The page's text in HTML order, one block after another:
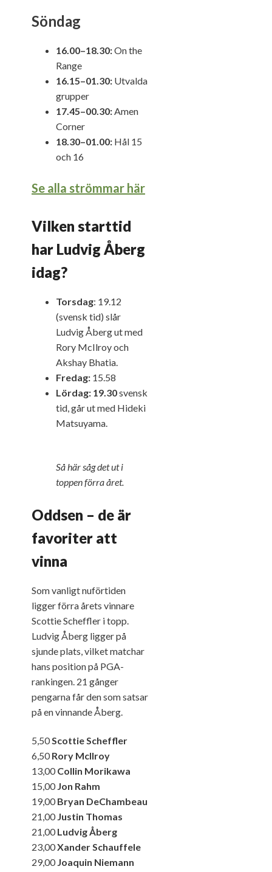
Söndag
16.00–18.30:On the
Range
16.15–01.30: Utvalda
grupper
17.45–00.30:Amen
Corner
18.30–01.00: Hål 15
och 16
Se alla strömmar här
Vilken starttid
har Ludvig Åberg
idag?
Torsdag: 19.12
(svensk tid) slår
Ludvig Åberg ut med
Rory McIlroy och
Akshay Bhatia.
Fredag: 15.58
Lördag: 19.30svensk
tid, går ut med Hideki
Matsuyama.
Så här såg det ut i
toppen förra året.
Oddsen – de är
favoriter att
vinna
Som vanligt nuförtiden
ligger förra årets vinnare
Scottie Scheffler i topp.
Ludvig Åberg ligger på
sjunde plats, vilket matchar
hans position på PGA-
rankingen. 21 gånger
pengarna får den som satsar
på en vinnande Åberg.
5,50Scottie Scheffler
6,50Rory McIlroy
13,00Collin Morikawa
15,00Jon Rahm
19,00Bryan DeChambeau
21,00Justin Thomas
21,00Ludvig Åberg
23,00Xander Schauffele
29,00Joaquin Niemann